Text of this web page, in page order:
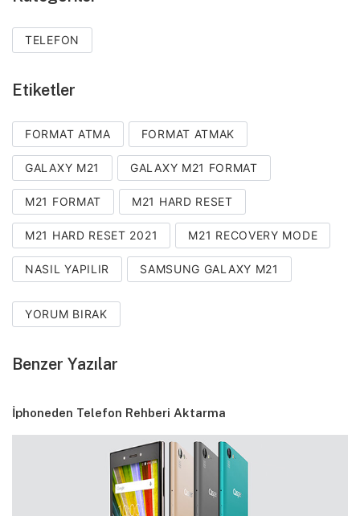
TELEFON
Etiketler
FORMAT ATMA FORMAT ATMAK
GALAXY M21 GALAXY M21 FORMAT
M21 FORMAT M21 HARD RESET
M21 HARD RESET 2021 M21 RECOVERY MODE
NASIL YAPILIR SAMSUNG GALAXY M21
YORUM BIRAK
Benzer Yazılar
İphoneden Telefon Rehberi Aktarma